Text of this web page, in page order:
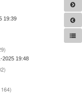
19:39
2025 19:48
164)